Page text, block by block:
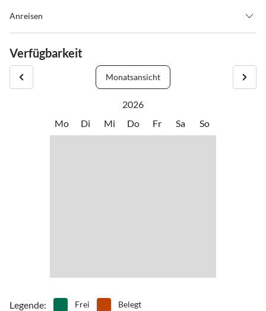
Anreisen
Verfügbarkeit
Monatsansicht
2026
Mo
Di Mi Do Fr Sa So
Legende: Frei Belegt